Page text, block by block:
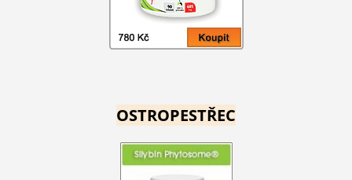
OSTROPESTŘEC